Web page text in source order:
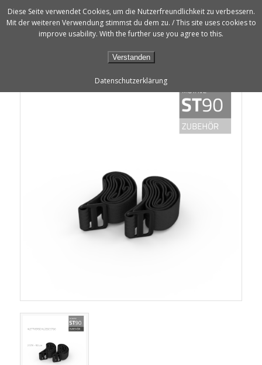
Diese Seite verwendet Cookies, um die Nutzerfreundlichkeit zu verbessern.
Mit der weiteren Verwendung stimmst du dem zu. / This site uses cookies to
improve usability. With the further use you agree to this.
Verstanden
Datenschutzerklärung